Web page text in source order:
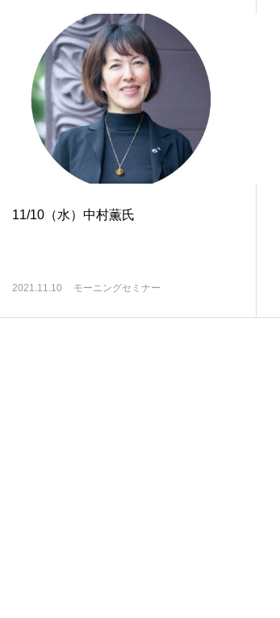
11/10（水）中村薫氏
2021.11.10 モーニングセミナー